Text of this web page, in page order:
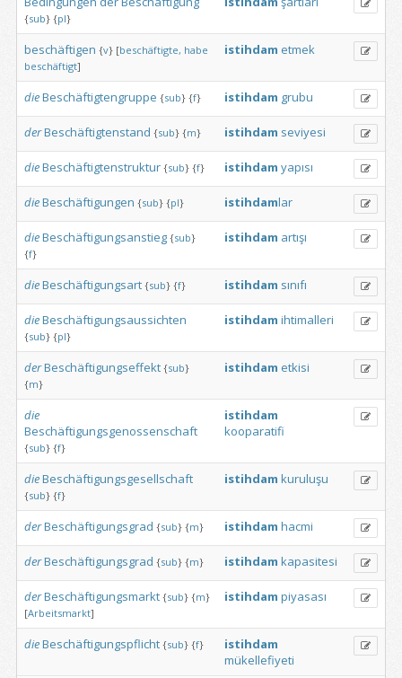
{sub} {pl}
beschäftigen {v} [beschäftigte, habe
beschäftigt]
istihdam etmek
dieBeschäftigtengruppe {sub} {f} istihdam grubu
derBeschäftigtenstand {sub} {m} istihdam seviyesi
dieBeschäftigtenstruktur {sub} {f} istihdam yapısı
dieBeschäftigungen {sub} {pl} istihdamlar
dieBeschäftigungsanstieg {sub}
{f}
istihdam artışı
dieBeschäftigungsart {sub} {f} istihdam sınıfı
dieBeschäftigungsaussichten
{sub} {pl}
istihdam ihtimalleri
derBeschäftigungseffekt {sub}
{m}
istihdam etkisi
die
Beschäftigungsgenossenschaft
{sub} {f}
istihdam
kooparatifi
dieBeschäftigungsgesellschaft
{sub} {f}
istihdam kuruluşu
derBeschäftigungsgrad {sub} {m} istihdam hacmi
derBeschäftigungsgrad {sub} {m} istihdam kapasitesi
derBeschäftigungsmarkt {sub} {m}
[Arbeitsmarkt]
istihdam piyasası
dieBeschäftigungspflicht {sub} {f}
istihdam
mükellefiyeti